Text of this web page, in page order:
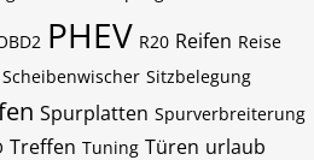
PHEV R20 Reifen Reise
Scheibenwischer Sitzbelegung
Spurplatten Spurverbreiterung
Treffen Tuning Türen urlaub